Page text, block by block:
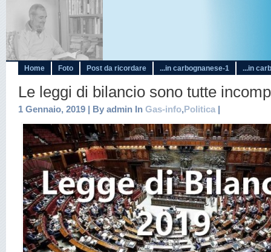
Home Foto Post da ricordare ...in carbognanese-1 ...in
Le leggi di bilancio sono tutte
1 Gennaio, 2019 | By admin In Gas-info,Politica |